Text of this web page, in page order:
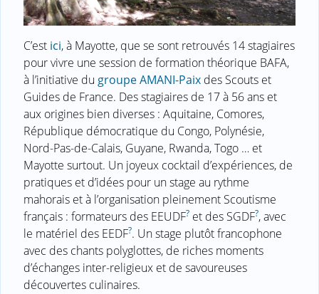
C’est ici, à Mayotte, que se sont retrouvés 14 stagiaires
pour vivre une session de formation théorique BAFA,
à l’initiative du groupe AMANI-Paix des Scouts et
Guides de France. Des stagiaires de 17 à 56 ans et
aux origines bien diverses : Aquitaine, Comores,
République démocratique du Congo, Polynésie,
Nord-Pas-de-Calais, Guyane, Rwanda, Togo … et
Mayotte surtout. Un joyeux cocktail d’expériences, de
pratiques et d’idées pour un stage au rythme
mahorais et à l’organisation pleinement Scoutisme
français : formateurs des EEUDF? et des SGDF?, avec
le matériel des EEDF?. Un stage plutôt francophone
avec des chants polyglottes, de riches moments
d’échanges inter-religieux et de savoureuses
découvertes culinaires.